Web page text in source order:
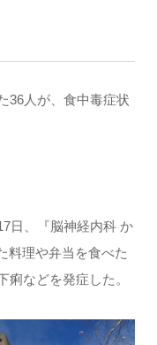
36人が、食中毒症状
日、『脳神経内科 か
料理や弁当を食べた
痢などを発症した。